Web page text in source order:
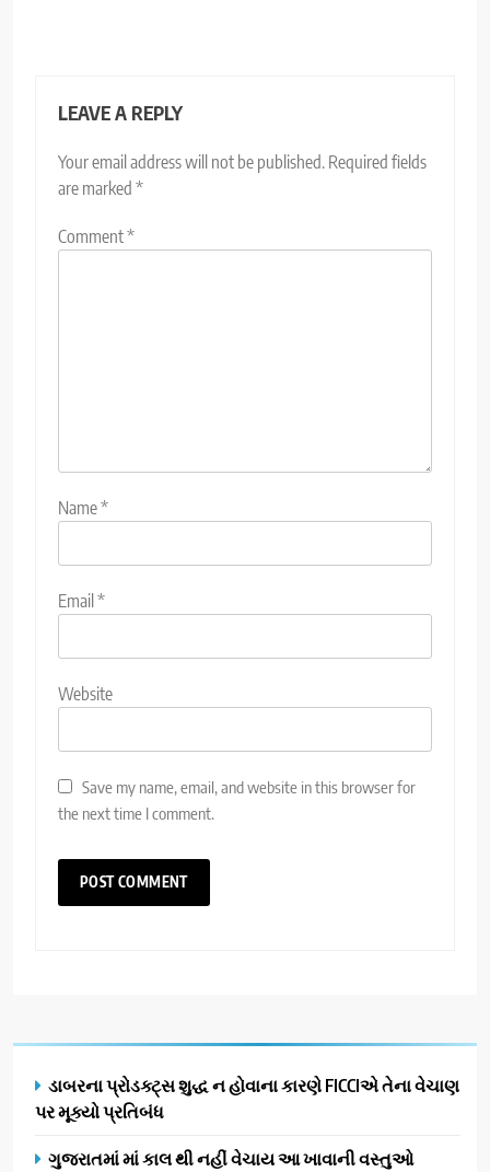
LEAVE A REPLY
Your email address will not be published. Required fields
are marked *
Comment*
Name*
Email *
Website
Save my name, email, and website in this browser for
the next time I comment.
ડાબરના પ્રોડક્ટ્સ શુદ્ધ ન હોવાના કારણે FICCIએ તેના વેચાણ
પર મૂક્યો પ્રતિબંધ
ગુજરાતમાં માં કાલ થી નહીં વેચાય આ ખાવાની વસ્તુઓ